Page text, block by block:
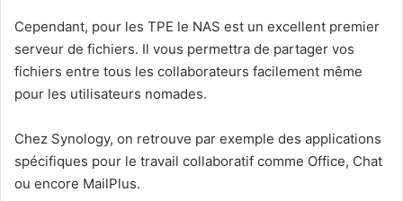
Cependant, pour les TPE le NAS est un excellent premier
serveur de fichiers. Il vous permettra de partager vos
fichiers entre tous les collaborateurs facilement même
pour les utilisateurs nomades.
Chez Synology, on retrouve par exemple des applications
spécifiques pour le travail collaboratif comme Office, Chat
ou encore MailPlus.